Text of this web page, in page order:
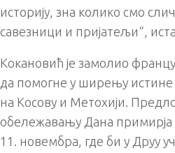
историју, зна колико смо
савезници и пријатељи“,
Кокановић је замолио
да помогне у ширењу
на Косову и Метохији.
обележавању Дана примирја
11. новембра, где би у Друу